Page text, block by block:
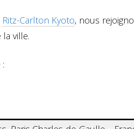
Ritz-Carlton Kyoto, nous
ville.